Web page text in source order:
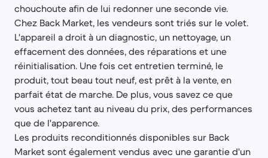
chouchoute afin de lui redonner une seconde vie.
Chez Back Market, les vendeurs sont triés sur le volet.
L'appareil a droit à un diagnostic, un nettoyage, un
effacement des données, des réparations et une
réinitialisation. Une fois cet entretien terminé, le
produit, tout beau tout neuf, est prêt à la vente, en
parfait état de marche. De plus, vous savez ce que
vous achetez tant au niveau du prix, des performances
que de l'apparence.
Les produits reconditionnés disponibles sur Back
Market sont également vendus avec une garantie d'un